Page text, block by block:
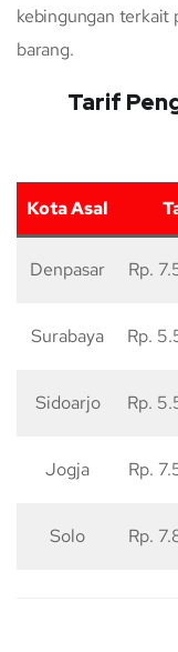
kebingungan terkait
barang.
Tarif
Kota Asal
Denpasar Rp.
Surabaya Rp.
Sidoarjo Rp.
Jogja Rp.
Solo Rp.